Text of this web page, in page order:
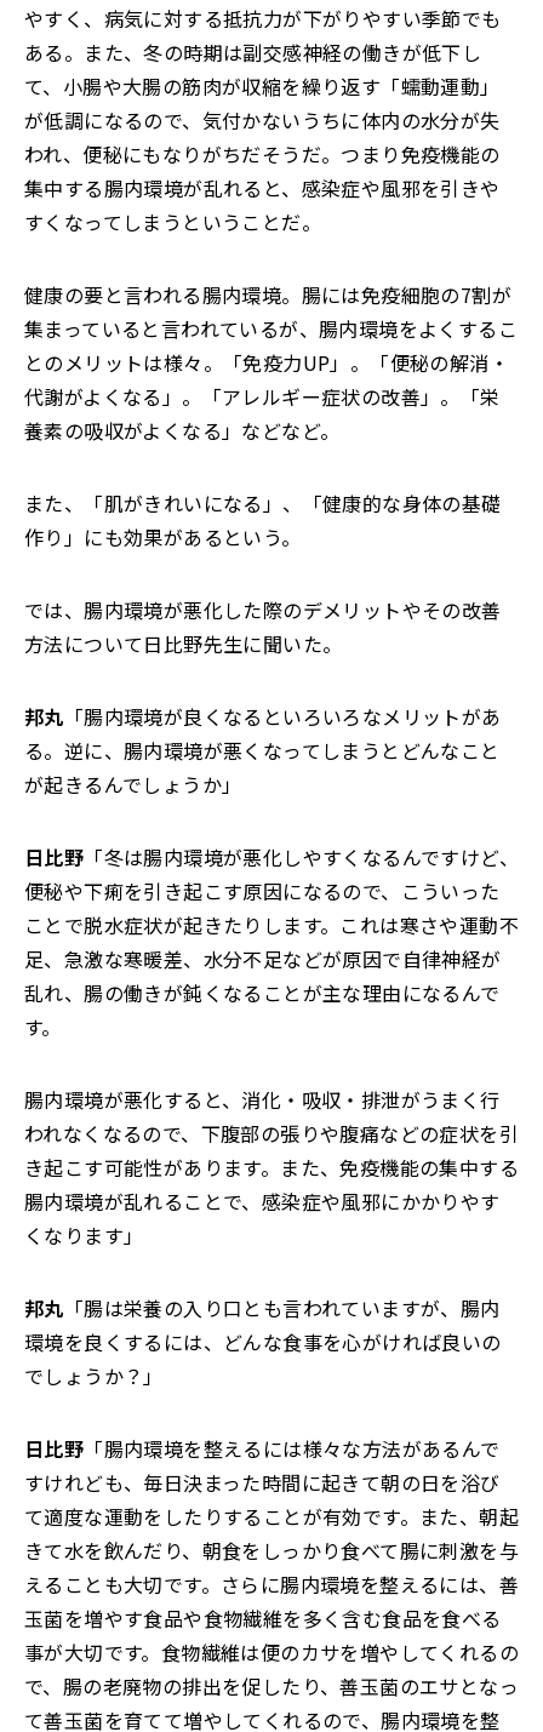
やすく、病気に対する抵抗力が下がりやすい季節でも
ある。また、冬の時期は副交感神経の働きが低下し
て、小腸や大腸の筋肉が収縮を繰り返す「蠕動運動」
が低調になるので、気付かないうちに体内の水分が失
われ、便秘にもなりがちだそうだ。つまり免疫機能の
集中する腸内環境が乱れると、感染症や風邪を引きや
すくなってしまうということだ。
健康の要と言われる腸内環境。腸には免疫細胞の7割が
集まっていると言われているが、腸内環境をよくするこ
とのメリットは様々。「免疫力UP」。「便秘の解消・
代謝がよくなる」。「アレルギー症状の改善」。「栄
養素の吸収がよくなる」などなど。
また、「肌がきれいになる」、「健康的な身体の基礎
作り」にも効果があるという。
では、腸内環境が悪化した際のデメリットやその改善
方法について日比野先生に聞いた。
邦丸 「腸内環境が良くなるといろいろなメリットがあ
る。逆に、腸内環境が悪くなってしまうとどんなこと
が起きるんでしょうか」
日比野 「冬は腸内環境が悪化しやすくなるんですけど、
便秘や下痢を引き起こす原因になるので、こういった
ことで脱水症状が起きたりします。これは寒さや運動不
足、急激な寒暖差、水分不足などが原因で自律神経が
乱れ、腸の働きが鈍くなることが主な理由になるんで
す。
腸内環境が悪化すると、消化・吸収・排泄がうまく行
われなくなるので、下腹部の張りや腹痛などの症状を引
き起こす可能性があります。また、免疫機能の集中する
腸内環境が乱れることで、感染症や風邪にかかりやす
くなります」
邦丸 「腸は栄養の入り口とも言われていますが、腸内
環境を良くするには、どんな食事を心がければ良いの
でしょうか？」
日比野 「腸内環境を整えるには様々な方法があるんで
すけれども、毎日決まった時間に起きて朝の日を浴び
て適度な運動をしたりすることが有効です。また、朝起
きて水を飲んだり、朝食をしっかり食べて腸に刺激を与
えることも大切です。さらに腸内環境を整えるには、善
玉菌を増やす食品や食物繊維を多く含む食品を食べる
事が大切です。食物繊維は便のカサを増やしてくれるの
で、腸の老廃物の排出を促したり、善玉菌のエサとなっ
て善玉菌を育てて増やしてくれるので、腸内環境を整